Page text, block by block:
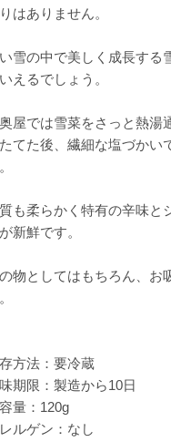
はありません。
雪の中で美しく成長する
えるでしょう。
屋では雪菜をさっと熱湯
てた後、繊細な塩づかい
も柔らかく特有の辛味と
新鮮です。
物としてはもちろん、お
方法：要冷蔵
期限：製造から10日
量：120g
ルゲン：なし